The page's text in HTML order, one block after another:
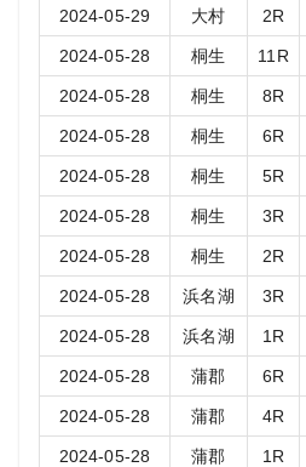
2024-05-29 大村 2R
2024-05-28 桐生 11 R
2024-05-28 桐生 8R
2024-05-28 桐生 6R
2024-05-28 桐生 5R
2024-05-28 桐生 3R
2024-05-28 桐生 2R
2024-05-28 浜名湖 3R
2024-05-28 浜名湖 1 R
2024-05-28 蒲郡 6R
2024-05-28 蒲郡 4R
2024-05-28 蒲郡 1 R